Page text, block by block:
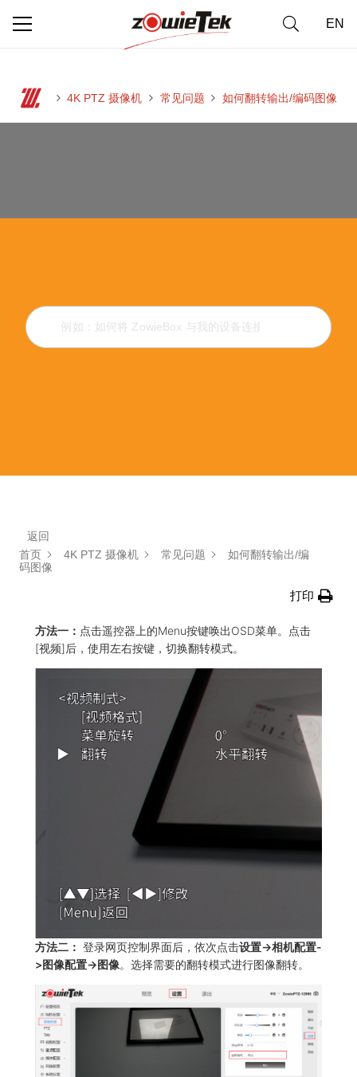
EN
4K PTZ 摄像机 常见问题 如何翻转输出/编码图像
返回
首页
4K PTZ 摄像机 常见问题
如何翻转输出/编
码图像
打印
方法一： 点击遥控器上的Menu按键唤出OSD菜单。点击
[视频]后，使用左右按键，切换翻转模式。
方法二： 登录网页控制界面后，依次点击设置->相机配置-
>图像配置->图像。选择需要的翻转模式进行图像翻转。